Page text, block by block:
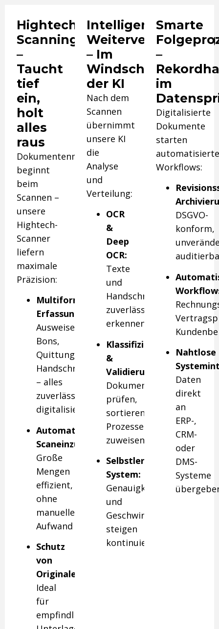
Hightech-
Scanning
–
Taucht
tief
ein,
holt
alles
raus
Dokumentenmanagement
beginnt
beim
Scannen –
unsere
Hightech-
Scanner
liefern
maximale
Präzision:
Multiformat-
Erfassung:
Ausweise,
Bons,
Quittungen,
Handschrift
– alles
zuverlässig
digitalisiert
Automatischer
Scaneinzug:
Große
Mengen
effizient,
ohne
manuellen
Aufwand
Schutz
von
Originalen:
Ideal
für
empfindliche
Intelligente
Weiterverarbeitung
– Im
Windschatten
der KI
Nach dem
Scannen
übernimmt
unsere KI
die
Analyse
und
Verteilung:
OCR
&
Deep
OCR:
Texte
und
Handschriften
zuverlässig
erkennen
Klassifizierung
&
Validierung:
Dokumente
prüfen,
sortieren,
Prozessen
zuweisen
Selbstlernendes
System:
Genauigkeit
und
Geschwindigkeit
steigen
kontinuierlich
Smarte
–
im
Digitalisierte
Dokumente
starten
Workflows:
DSGVO-
konform,
Nahtlose
Daten
direkt
an
ERP-,
CRM-
oder
DMS-
Systeme